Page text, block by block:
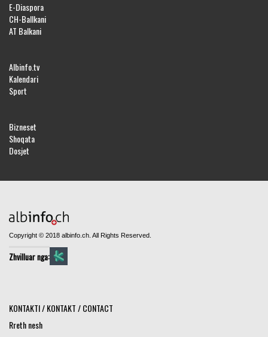
E-Diaspora
CH-Ballkani
AT Balkani
Albinfo.tv
Kalendari
Sport
Bizneset
Shoqata
Dosjet
Copyright © 2018 albinfo.ch. All Rights Reserved.
Zhvilluar nga:
KONTAKTI / KONTAKT / CONTACT
Rreth nesh